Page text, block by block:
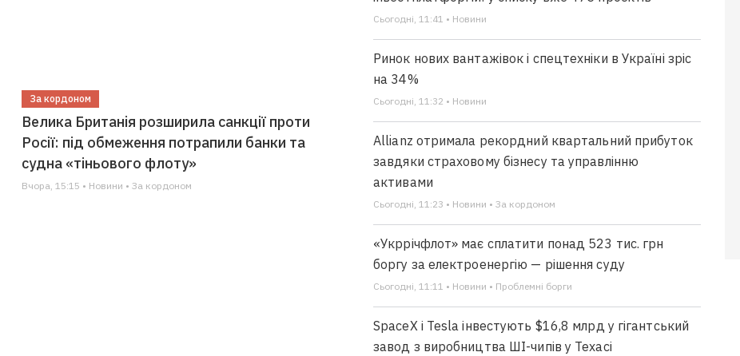
За кордоном
Велика Британія розширила санкції проти
Росії: під обмеження потрапили банки та
судна «тіньового флоту»
Вчора, 15:15 • Новини • За кордоном
Сьогодні, 11:41 • Новини
Ринок нових вантажівок і спецтехніки в Україні зріс
на 34%
Сьогодні, 11:32 • Новини
Allianz отримала рекордний квартальний прибуток
завдяки страховому бізнесу та управлінню
активами
Сьогодні, 11:23 • Новини • За кордоном
«Укррічфлот» має сплатити понад 523 тис. грн
боргу за електроенергію — рішення суду
Сьогодні, 11:11 • Новини • Проблемні борги
SpaceX і Tesla інвестують $16,8 млрд у гігантський
завод з виробництва ШІ-чипів у Техасі